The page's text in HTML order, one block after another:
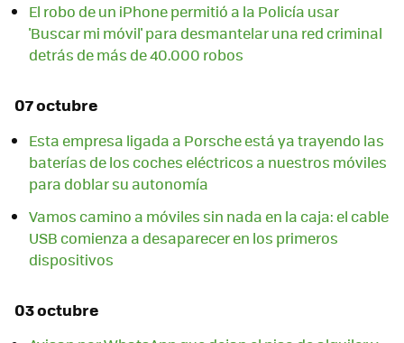
El robo de un iPhone permitió a la Policía usar
'Buscar mi móvil' para desmantelar una red criminal
detrás de más de 40.000 robos
07 octubre
Esta empresa ligada a Porsche está ya trayendo las
baterías de los coches eléctricos a nuestros móviles
para doblar su autonomía
Vamos camino a móviles sin nada en la caja: el cable
USB comienza a desaparecer en los primeros
dispositivos
03 octubre